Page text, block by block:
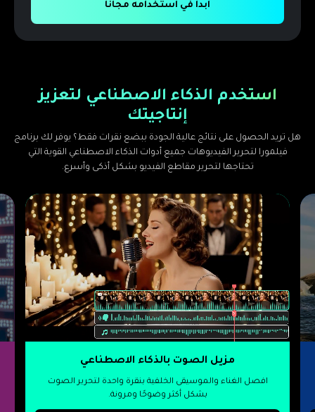
ابدأ في استخدامه مجانًا
استخدم الذكاء الاصطناعي لتعزيز
إنتاجيتك
هل تريد الحصول على نتائج عالية الجودة ببضع نقرات فقط؟ يوفر لك برنامج
فيلمورا لتحرير الفيديوهات جميع أدوات الذكاء الاصطناعي القوية التي
تحتاجها لتحرير مقاطع الفيديو بشكل أذكى وأسرع.
مزيل الصوت بالذكاء الاصطناعي
افصل الغناء والموسيقى الخلفية بنقرة واحدة لتحرير الصوت
بشكل أكثر وضوحًا ومرونة.